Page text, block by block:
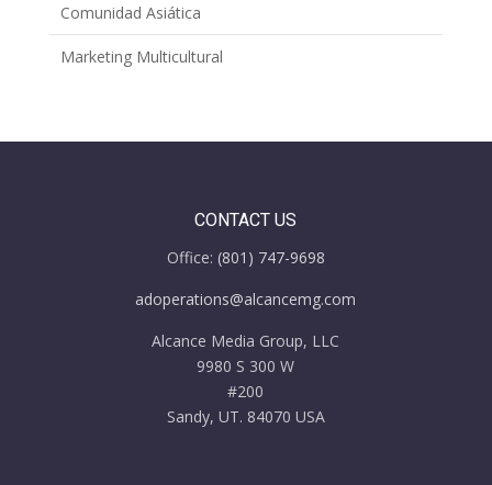
Comunidad Asiática
Marketing Multicultural
CONTACT US
Office: (801) 747-9698
adoperations@alcancemg.com
Alcance Media Group, LLC
9980 S 300 W
#200
Sandy, UT. 84070 USA